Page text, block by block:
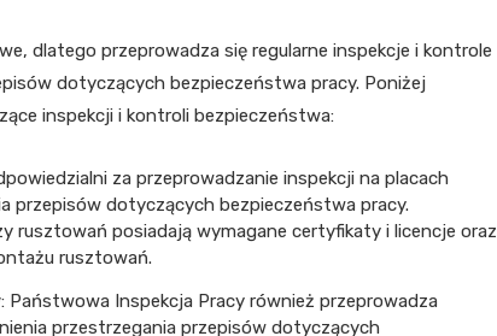
dlatego przeprowadza się regularne inspekcje i kontrole
dotyczących bezpieczeństwa pracy. Poniżej
inspekcji i kontroli bezpieczeństwa:
za przeprowadzanie inspekcji na placach
przepisów dotyczących bezpieczeństwa pracy.
rusztowań posiadają wymagane certyfikaty i licencje oraz
rusztowań.
: Państwowa Inspekcja Pracy również przeprowadza
przestrzegania przepisów dotyczących